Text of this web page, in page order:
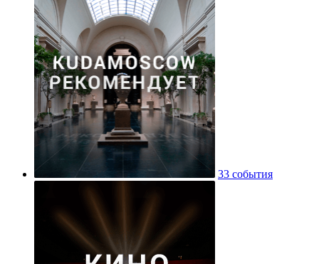
33 события